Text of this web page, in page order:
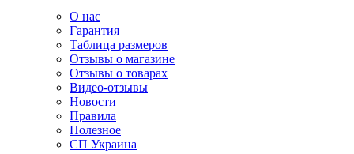
О нас
Гарантия
Таблица размеров
Отзывы о магазине
Отзывы о товарах
Видео-отзывы
Новости
Правила
Полезное
СП Украина